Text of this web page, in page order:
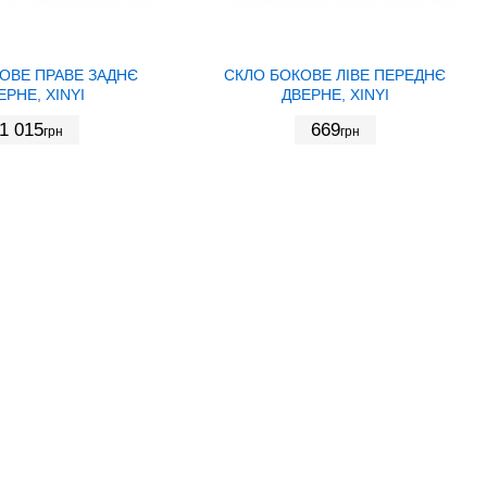
ПРАВЕ ЗАДНЄ
XINYI
015грн
СКЛО БОКОВЕ ЛІВЕ ПЕРЕДНЄ
ДВЕРНЕ, XINYI
669грн